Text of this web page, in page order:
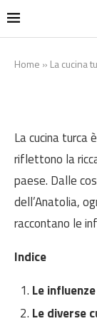
Home » La cucina
La cucina turca
riflettono la
paese. Dalle
dell’Anatolia,
raccontano le
Indice
Le
Le diverse